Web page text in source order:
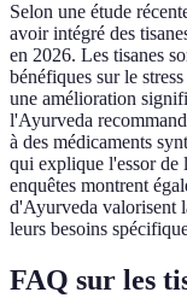
Selon une étude
avoir intégré des
en 2026. Les tisanes
bénéfiques sur le
une amélioration
l'Ayurveda
à des médicaments
qui explique l'essor de
enquêtes montrent
d'Ayurveda valorisent
leurs besoins
FAQ sur les